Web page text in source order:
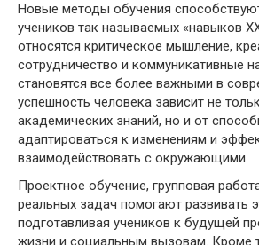
Новые методы обучения
учеников так называемых «навыков
относятся критическое мышление,
сотрудничество и коммуникативные
становятся все более важными в
успешность человека зависит не
академических знаний, но и от
адаптироваться к изменениям и
взаимодействовать с окружающими.
Проектное обучение, групповая
реальных задач помогают развивать
подготавливая учеников к будущей
жизни и социальным вызовам. Кроме